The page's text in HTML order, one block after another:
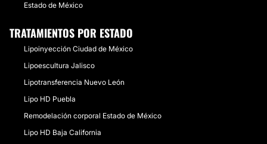
Estado de México
TRATAMIENTOS POR ESTADO
Lipoinyección Ciudad de México
Lipoescultura Jalisco
Lipotransferencia Nuevo León
Lipo HD Puebla
Remodelación corporal Estado de México
Lipo HD Baja California